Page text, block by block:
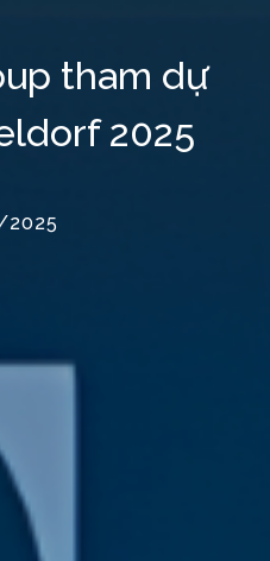
tham dự
2025